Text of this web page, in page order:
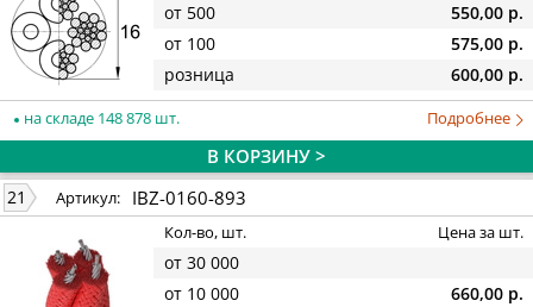
от 500
550,00 р.
от 100
575,00 р.
розница
600,00 р.
на складе 148 878 шт. Подробнее
В КОРЗИНУ >
21 Артикул: IBZ-0160-893
Кол-во, шт. Цена за шт.
от 30 000
от 10 000
660,00 р.